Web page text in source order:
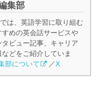
集部
は、英語学習に取り組む
めの英会話サービスや
ビュー記事、キャリア
どをご紹介していま
部について ／X